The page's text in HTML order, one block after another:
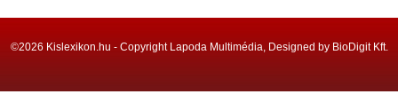
©2026 Kislexikon.hu - Copyright Lapoda Multimédia, Designed by BioDigit Kft.